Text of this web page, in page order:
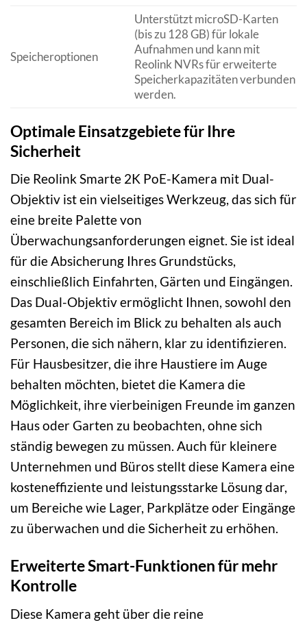
Speicheroptionen
Unterstützt microSD-Karten
(bis zu 128 GB) für lokale
Aufnahmen und kann mit
Reolink NVRs für erweiterte
Speicherkapazitäten verbunden
werden.
Optimale Einsatzgebiete für Ihre
Sicherheit
Die Reolink Smarte 2K PoE-Kamera mit Dual-
Objektiv ist ein vielseitiges Werkzeug, das sich für
eine breite Palette von
Überwachungsanforderungen eignet. Sie ist ideal
für die Absicherung Ihres Grundstücks,
einschließlich Einfahrten, Gärten und Eingängen.
Das Dual-Objektiv ermöglicht Ihnen, sowohl den
gesamten Bereich im Blick zu behalten als auch
Personen, die sich nähern, klar zu identifizieren.
Für Hausbesitzer, die ihre Haustiere im Auge
behalten möchten, bietet die Kamera die
Möglichkeit, ihre vierbeinigen Freunde im ganzen
Haus oder Garten zu beobachten, ohne sich
ständig bewegen zu müssen. Auch für kleinere
Unternehmen und Büros stellt diese Kamera eine
kosteneffiziente und leistungsstarke Lösung dar,
um Bereiche wie Lager, Parkplätze oder Eingänge
zu überwachen und die Sicherheit zu erhöhen.
Erweiterte Smart-Funktionen für mehr
Kontrolle
Diese Kamera geht über die reine